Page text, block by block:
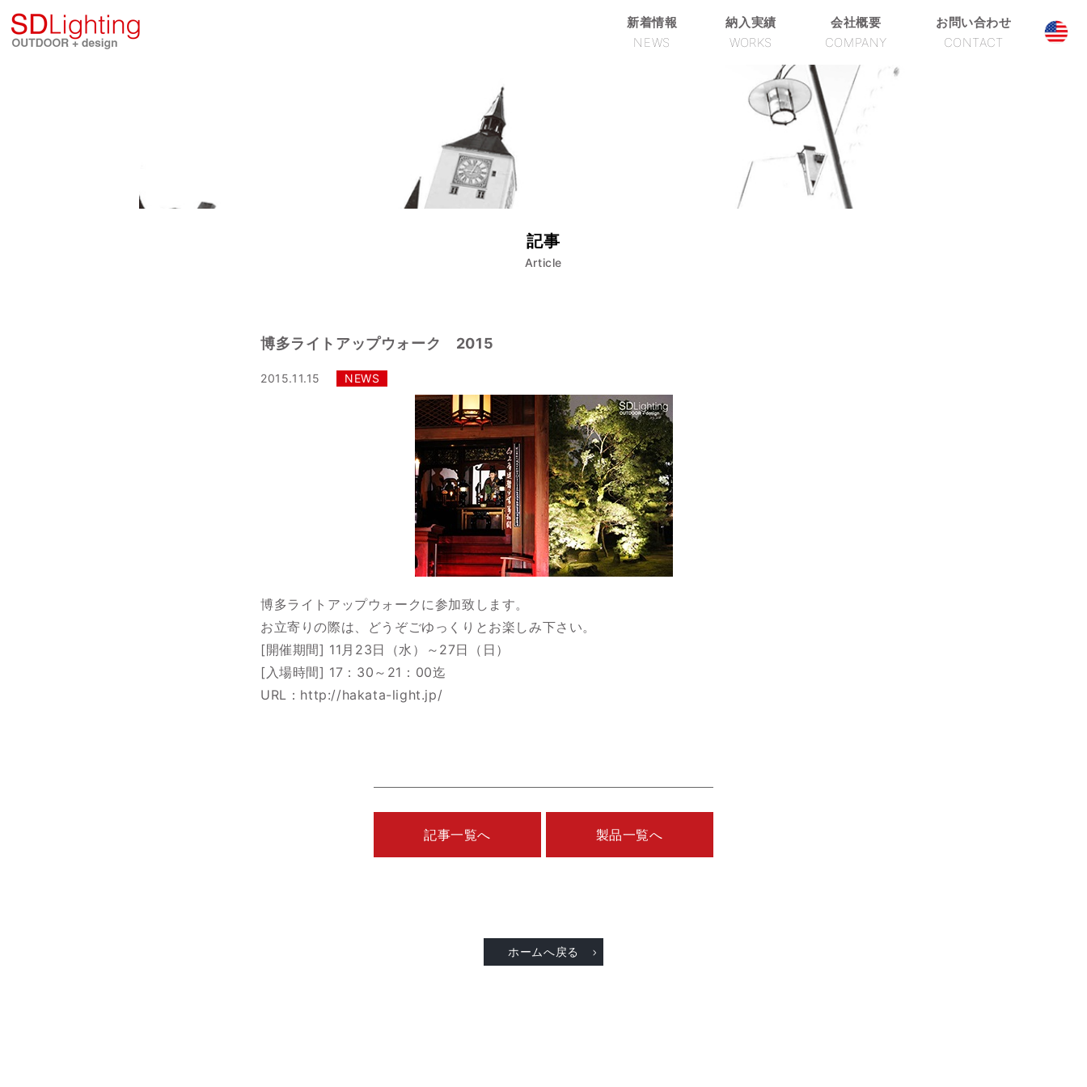
新着情報
NEWS
納入実績
WORKS
会社概要
COMPANY
お問い合わせ
CONTACT
記事
Article
博多ライトアップウォーク 2015
2015.11.15 NEWS
博多ライトアップウォークに参加致します。
お立寄りの際は、どうぞごゆっくりとお楽しみ下さい。
[開催期間] 11月23日（水）～27日（日）
[入場時間] 17：30～21：00迄
URL： http://hakata-light.jp/
記事一覧へ 製品一覧へ
ホームへ戻る